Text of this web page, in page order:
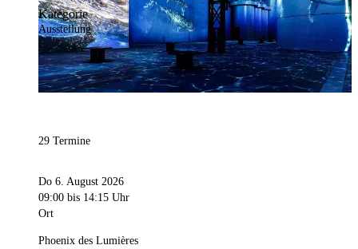
Kategorie
Ausstellung
29 Termine
Do 6. August 2026
09:00 bis 14:15 Uhr
Ort
Phoenix des Lumières